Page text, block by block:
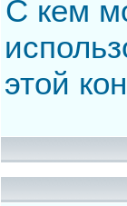
С кем
этой